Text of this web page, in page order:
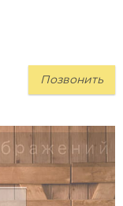
Позвонить